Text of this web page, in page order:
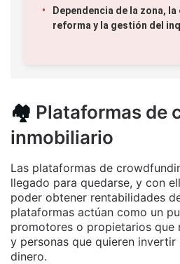
Dependencia de la zona,
reforma y la gestión del
🏘️ Plataformas de
inmobiliario
Las plataformas de
llegado para quedarse, y con
poder obtener rentabilidades
plataformas actúan como un
promotores o propietarios que
y personas que quieren
dinero.